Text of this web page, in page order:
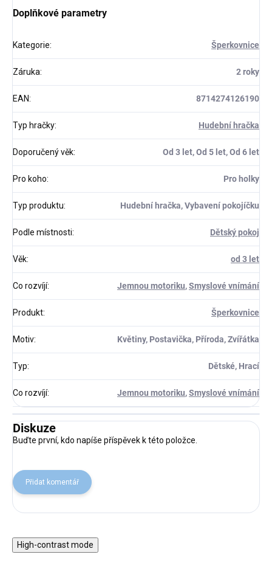
Doplňkové parametry
Kategorie: Šperkovnice
Záruka: 2 roky
EAN: 8714274126190
Typ hračky: Hudební hračka
Doporučený věk: Od 3 let, Od 5 let, Od 6 let
Pro koho: Pro holky
Typ produktu: Hudební hračka, Vybavení pokojíčku
Podle místnosti: Dětský pokoj
Věk: od 3 let
Co rozvíjí: Jemnou motoriku,Smyslové vnímání
Produkt: Šperkovnice
Motiv: Květiny, Postavička, Příroda, Zvířátka
Typ: Dětské, Hrací
Co rozvíjí: Jemnou motoriku,Smyslové vnímání
Diskuze
Buďte první, kdo napíše příspěvek k této položce.
Přidat komentář
High-contrast mode